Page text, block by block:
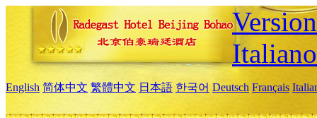
Italiano
English 简体中文 繁體中文 日本語 한국어 Deutsch Français